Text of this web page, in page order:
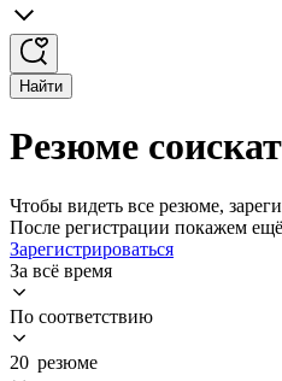
Найти
Резюме
Чтобы видеть все резюме,
После регистрации покажем
Зарегистрироваться
За всё время
По соответствию
20 резюме